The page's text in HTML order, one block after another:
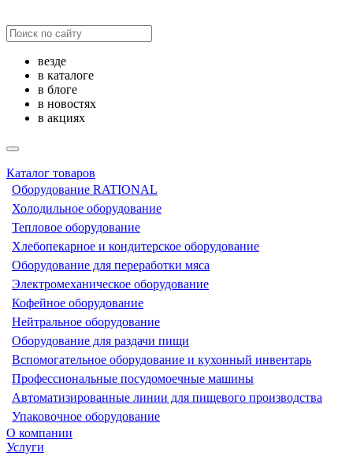
везде
в каталоге
в блоге
в новостях
в акциях
Каталог товаров
Оборудование RATIONAL
Холодильное оборудование
Тепловое оборудование
Хлебопекарное и кондитерское оборудование
Оборудование для переработки мяса
Электромеханическое оборудование
Кофейное оборудование
Нейтральное оборудование
Оборудование для раздачи пищи
Вспомогательное оборудование и кухонный инвентарь
Профессиональные посудомоечные машины
Автоматизированные линии для пищевого производства
Упаковочное оборудование
О компании
Услуги